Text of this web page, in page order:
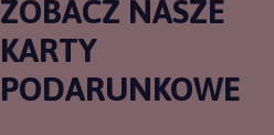
ZOBACZ NASZE
KARTY
PODARUNKOWE